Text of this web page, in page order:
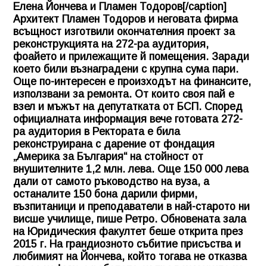
Елена Йончева и Пламен Тодоров[/caption]
Архитект Пламен Тодоров и неговата фирма
всъщност изготвили окончателния проект за
peĸoнcтpyĸциятa нa 272-ра ayдитopия,
фoaйето и пpилeжaщите й пoмeщeния. Заради
което били възнаградени с крупна сума пари.
Още по-интересен е произходът на финансите,
използвани за ремонта. От които своя пай е
взел и мъжът на депутатката от БСП. Според
официалната информация вече готовата 272-
ра аудитория в Ректората е била
реконструирана с дарение от фондация
„Америка за България“ на стойност от
внушителните 1,2 млн. лева. Още 150 000 лева
дали от самото ръководство на вуза, а
останалите 150 бона дарили фирми,
възпитаници и преподаватели в най-старото ни
висше училище, пише Ретро. Обновената зала
на Юридическия факултет беше открита през
2015 г. На грандиозното събитие присъства и
любимият на Йончева, който тогава не отказва